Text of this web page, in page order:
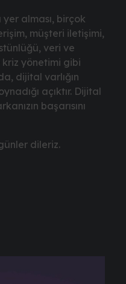
alması, birçok
müşteri iletişimi,
veri ve
yönetimi gibi
dijital varlığın
açıktır. Dijital
başarısını
dileriz.